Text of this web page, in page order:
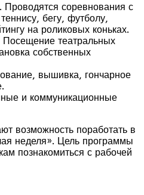
Проводятся соревнования с
бегу, футболу,
на роликовых коньках.
Посещение театральных
собственных
вышивка, гончарное
и коммуникационные
возможность поработать в
неделя». Цель программы
познакомиться с рабочей